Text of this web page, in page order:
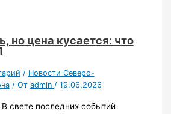
но цена кусается: что
/ Новости Северо-
/ От admin / 19.06.2026
свете последних событий